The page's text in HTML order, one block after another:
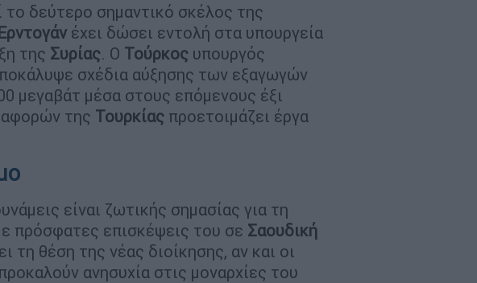
το δεύτερο σημαντικό σκέλος της
έχει δώσει εντολή στα υπουργεία
της Συρίας. Ο Τούρκος υπουργός
σχέδια αύξησης των εξαγωγών
μεγαβάτ μέσα στους επόμενους έξι
της Τουρκίας προετοιμάζει έργα
είναι ζωτικής σημασίας για τη
πρόσφατες επισκέψεις του σε Σαουδική
τη θέση της νέας διοίκησης, αν και οι
ανησυχία στις μοναρχίες του